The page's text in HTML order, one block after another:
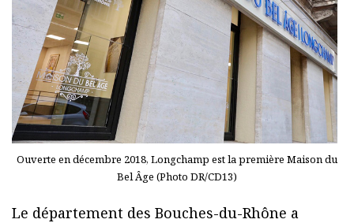
Ouverte en décembre 2018, Longchamp est la première Maison du
Bel Âge (Photo DR/CD13)
Le département des Bouches-du-Rhône a